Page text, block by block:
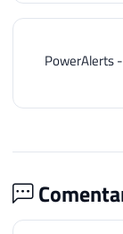
PowerAlerts